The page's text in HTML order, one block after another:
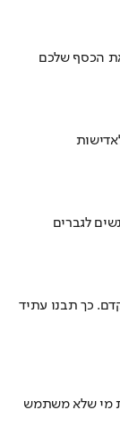
הכסף שלכם
לגברים
כך תבנו עתיד
מי שלא משתמש